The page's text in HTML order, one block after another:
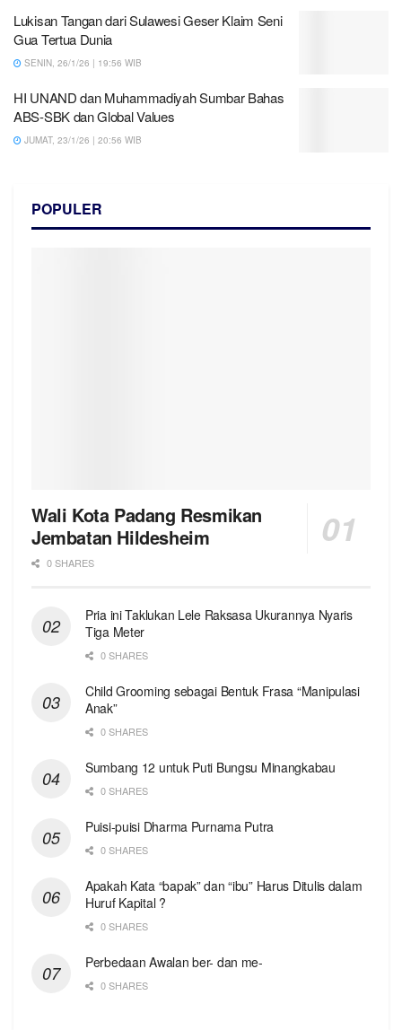
Lukisan Tangan dari Sulawesi Geser Klaim Seni
Gua Tertua Dunia
SENIN, 26/1/26 | 19:56 WIB
HI UNAND dan Muhammadiyah Sumbar Bahas
ABS-SBK dan Global Values
JUMAT, 23/1/26 | 20:56 WIB
POPULER
Wali Kota Padang Resmikan
Jembatan Hildesheim
0 SHARES
Pria ini Taklukan Lele Raksasa Ukurannya Nyaris
Tiga Meter
0 SHARES
Child Grooming sebagai Bentuk Frasa “Manipulasi
Anak”
0 SHARES
Sumbang 12 untuk Puti Bungsu Minangkabau
0 SHARES
Puisi-puisi Dharma Purnama Putra
0 SHARES
Apakah Kata “bapak” dan “ibu” Harus Ditulis dalam
Huruf Kapital ?
0 SHARES
Perbedaan Awalan ber- dan me-
0 SHARES